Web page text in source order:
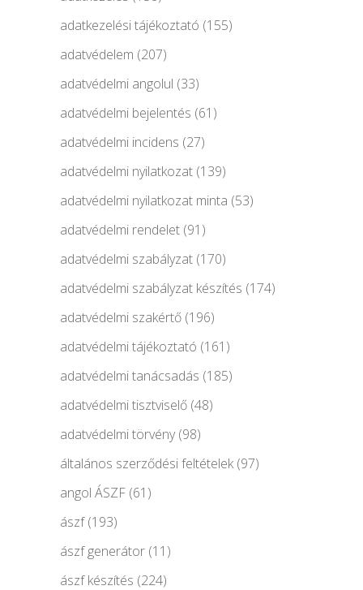
adatkezelési tájékoztató (155)
adatvédelem (207)
adatvédelmi angolul (33)
adatvédelmi bejelentés (61)
adatvédelmi incidens (27)
adatvédelmi nyilatkozat (139)
adatvédelmi nyilatkozat minta (53)
adatvédelmi rendelet (91)
adatvédelmi szabályzat (170)
adatvédelmi szabályzat készítés (174)
adatvédelmi szakértő (196)
adatvédelmi tájékoztató (161)
adatvédelmi tanácsadás (185)
adatvédelmi tisztviselő (48)
adatvédelmi törvény(98)
általános szerződési feltételek(97)
angol ÁSZF (61)
ászf(193)
ászf generátor (11)
ászf készítés (224)